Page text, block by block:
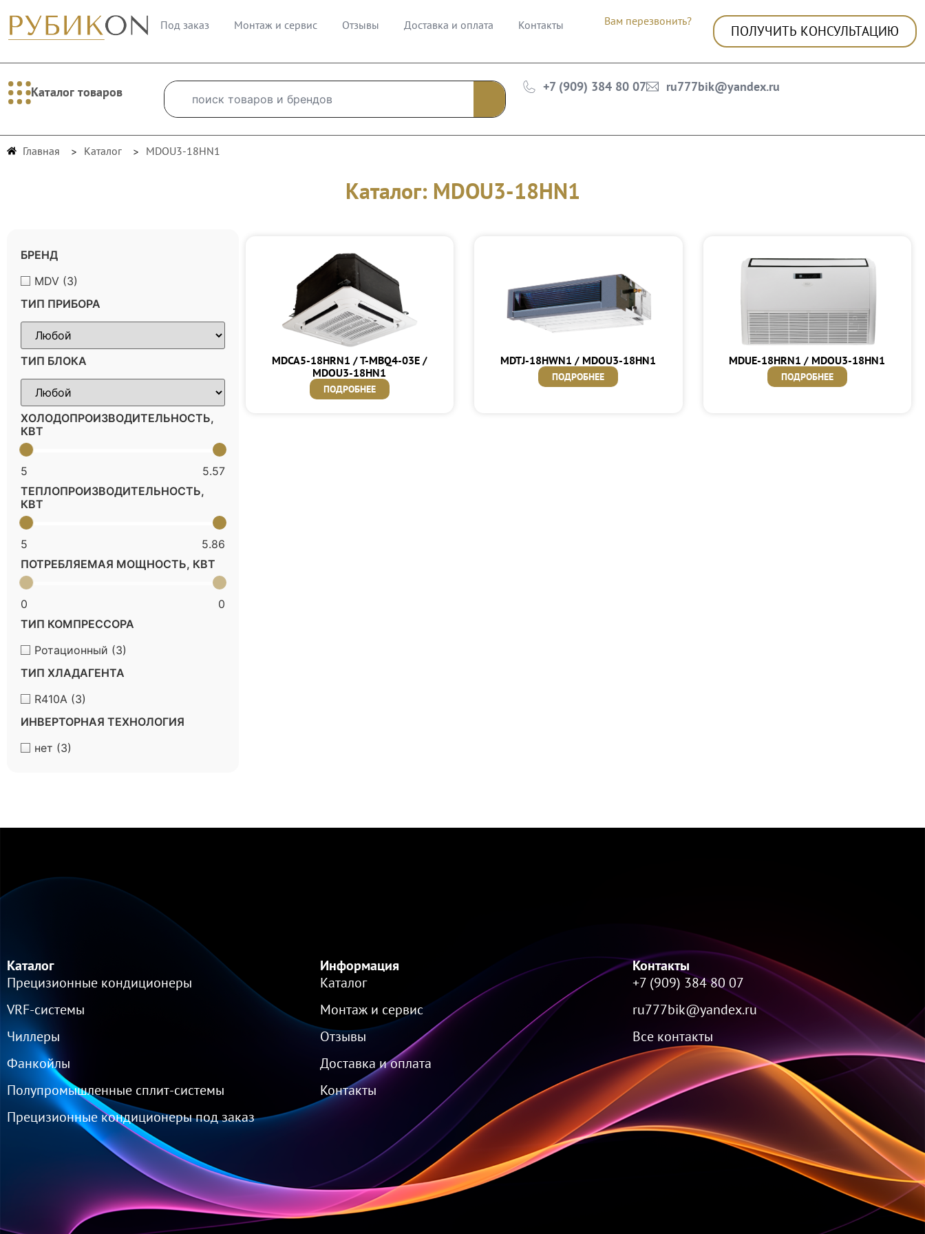
Под заказ Монтаж и сервис Отзывы Доставка и оплата Контакты Вам перезвонить?
ПОЛУЧИТЬ КОНСУЛЬТАЦИЮ
Каталог товаров +7 (909) 384 80 07 ru777bik@yandex.ru
Главная Каталог MDOU3-18HN1
Каталог: MDOU3-18HN1
БРЕНД
MDV (3)
ТИП ПРИБОРА
ТИП БЛОКА
ХОЛОДОПРОИЗВОДИТЕЛЬНОСТЬ,
КВТ
5
5.57
ТЕПЛОПРОИЗВОДИТЕЛЬНОСТЬ,
КВТ
5
5.86
ПОТРЕБЛЯЕМАЯ МОЩНОСТЬ, КВТ
0
0
ТИП КОМПРЕССОРА
Ротационный (3)
ТИП ХЛАДАГЕНТА
R410A (3)
ИНВЕРТОРНАЯ ТЕХНОЛОГИЯ
нет (3)
MDCA5-18HRN1 / T-MBQ4-03E /
MDOU3-18HN1
ПОДРОБНЕЕ
MDTJ-18HWN1 / MDOU3-18HN1
ПОДРОБНЕЕ
MDUE-18HRN1 / MDOU3-18HN1
ПОДРОБНЕЕ
Каталог
Прецизионные кондиционеры
VRF-cистемы
Чиллеры
Фанкойлы
Полупромышленные сплит-системы
Прецизионные кондиционеры под заказ
Информация
Каталог
Монтаж и сервис
Отзывы
Доставка и оплата
Контакты
Контакты
+7 (909) 384 80 07
ru777bik@yandex.ru
Все контакты